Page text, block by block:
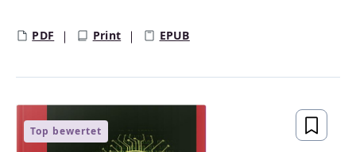
PDF Print EPUB
Top bewertet